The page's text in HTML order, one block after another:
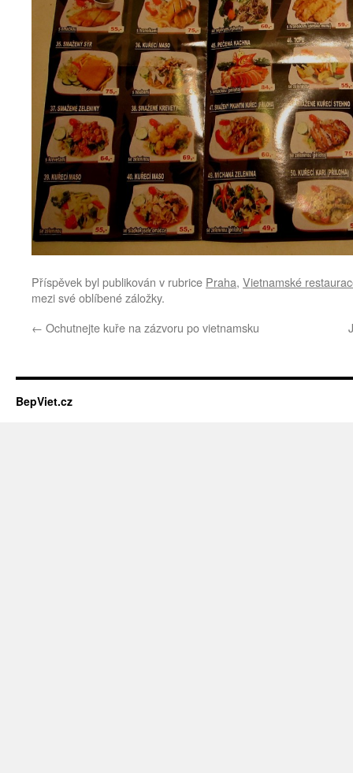
Příspěvek byl publikován v rubrice Praha, Vietnamské
mezi své oblíbené záložky.
← Ochutnejte kuře na zázvoru po vietnamsku
BepViet.cz